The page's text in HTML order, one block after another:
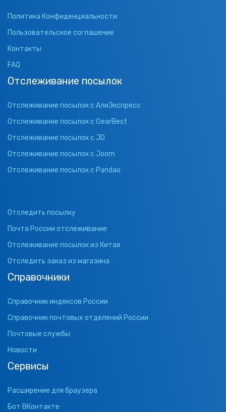
Политика Конфиденциальности
Пользовательское соглашение
Контакты
FAQ
Отслеживание посылок
Отслеживание посылок с АлиЭкспресс
Отслеживание посылок с GearBest
Отслеживание посылок с JD
Отслеживание посылок с Joom
Отслеживание посылок с Pandao
Отследить посылку
Почта России отслеживание
Отслеживание посылок из Китая
Отследить заказ из магазина
Справочники
Справочник индексов России
Справочник почтовых отделений России
Почтовые службы
Новости
Сервисы
Расширение для браузера
Бот ВКонтакте